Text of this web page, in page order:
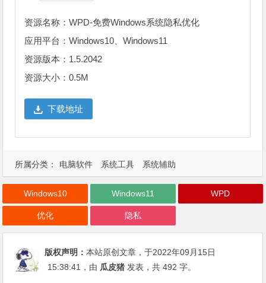
资源名称：WPD-免费Windows系统隐私优化
应用平台：Windows10、Windows11
资源版本：1.5.2042
资源大小：0.5M
下载地址
所属分类： 电脑软件 系统工具 系统辅助
Windows10 Windows11 WPD
优化 隐私
版权声明：本站原创文章，于2022年09月15日
15:38:41 ，由 瓜皮猪 发表，共 492 字。